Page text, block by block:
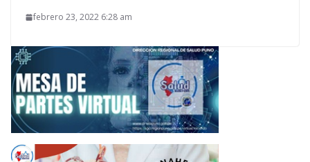
febrero 23, 2022 6:28 am